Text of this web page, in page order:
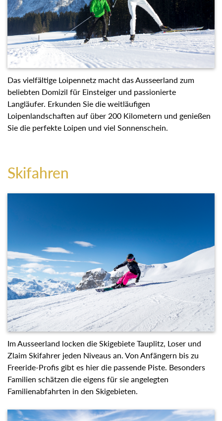
Das vielfältige Loipennetz macht das Ausseerland zum
beliebten Domizil für Einsteiger und passionierte
Langläufer. Erkunden Sie die weitläufigen
Loipenlandschaften auf über 200 Kilometern und genießen
Sie die perfekte Loipen und viel Sonnenschein.
Skifahren
Im Ausseerland locken die Skigebiete Tauplitz, Loser und
Zlaim Skifahrer jeden Niveaus an. Von Anfängern bis zu
Freeride-Profis gibt es hier die passende Piste. Besonders
Familien schätzen die eigens für sie angelegten
Familienabfahrten in den Skigebieten.